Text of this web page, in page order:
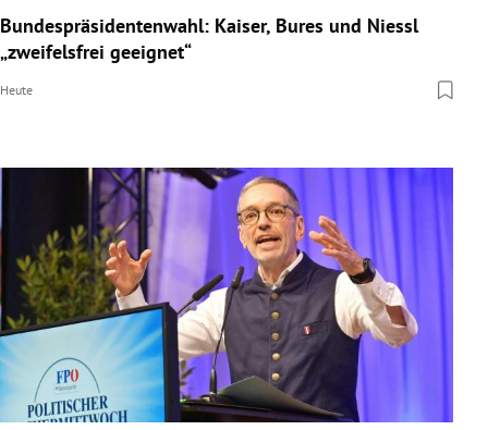
Bundespräsidentenwahl: Kaiser, Bures und Niessl
„zweifelsfrei geeignet“
Heute